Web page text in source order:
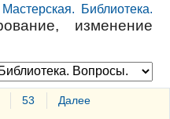
Библиотека.
изменение
53
Далее